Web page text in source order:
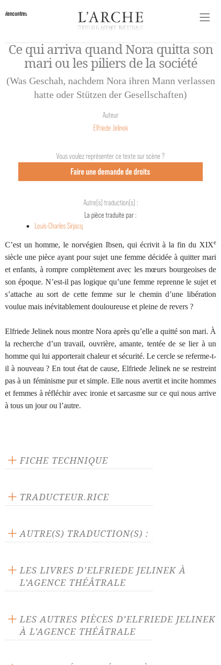
Rencontres
Ce qui arriva quand Nora quitta son
mari ou les piliers de la société
(Was Geschah, nachdem Nora ihren Mann verlassen
hatte oder Stützen der Gesellschaften)
Auteur
Elfriede Jelinek
Vous voulez représenter ce texte sur scène ?
Faire une demande de droits
Autre(s) traduction(s) :
La pièce traduite par :
Louis-Charles Sirjacq
C’est un homme, le norvégien Ibsen, qui écrivit à la fin du XIXe
siècle une pièce ayant pour sujet une femme décidée à quitter mari
et enfants, à rompre complètement avec les mœurs bourgeoises de
son époque. N’est-il pas logique qu’une femme reprenne le sujet et
s’attache au sort de cette femme sur le chemin d’une libération
voulue mais inévitablement douloureuse et pleine de revers ?
Elfriede Jelinek nous montre Nora après qu’elle a quitté son mari. À
la recherche d’un travail, ouvrière, amante, tentée de se lier à un
homme qui lui apporterait chaleur et sécurité. Le cercle se referme-t-
il à nouveau ? En tout état de cause, Elfriede Jelinek ne se restreint
pas à un féminisme pur et simple. Elle nous avertit et incite hommes
et femmes à réfléchir avec ironie et sarcasme sur ce qui nous arrive
à tous un jour ou l’autre.
FICHE TECHNIQUE
Langue source : allemand
Nombre de personnages masculins : 8
TRADUCTEUR.RICE
AUTRE(S) TRADUCTION(S) :
LES LIVRES D’ELFRIEDE JELINEK À
L’AGENCE THÉÂTRALE
LES AUTRES PIÈCES D’ELFRIEDE JELINEK
À L’AGENCE THÉÂTRALE